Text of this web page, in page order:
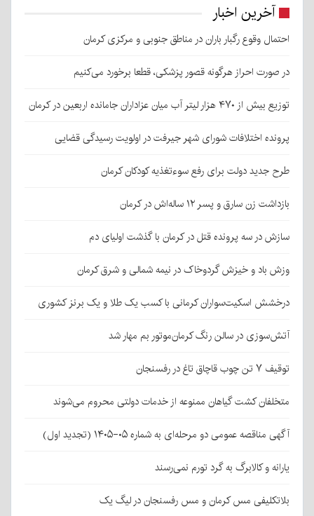
آخرین اخبار
احتمال وقوع رگبار باران در مناطق جنوبی و مرکزی کرمان
در صورت احراز هرگونه قصور پزشکی، قطعا برخورد می‌کنیم
توزیع بیش از ۴۷۰ هزار لیتر آب میان عزاداران جامانده اربعین در کرمان
پرونده اختلافات شورای شهر جیرفت در اولویت رسیدگی قضایی
طرح جدید دولت برای رفع سوءتغذیه کودکان کرمان
بازداشت زن سارق و پسر ۱۲ ساله‌اش در کرمان
سازش در سه پرونده قتل در کرمان با گذشت اولیای دم
وزش باد و خیزش گردوخاک در نیمه شمالی و شرق کرمان
درخشش اسکیت‌سواران کرمانی با کسب یک طلا و یک برنز کشوری
آتش‌سوزی در سالن رنگ کرمان‌موتور بم مهار شد
توقیف ۷ تن چوب قاچاق تاغ در رفسنجان
متخلفان کشت گیاهان ممنوعه از خدمات دولتی محروم می‌شوند
آگهی مناقصه عمومی دو مرحله‌ای به شماره ۰۵-۱۴۰۵ (تجدید اول)
یارانه و کالابرگ به گرد تورم نمی‌رسند
بلاتکلیفی مس کرمان و مس رفسنجان در لیگ یک